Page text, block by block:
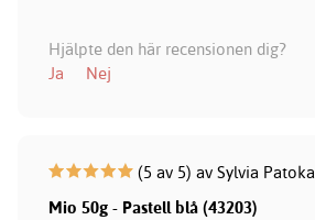
Hjälpte den här recensionen dig?
Ja
Nej
(5 av 5) av Sylvia Patoka
Mio 50g - Pastell blå (43203)